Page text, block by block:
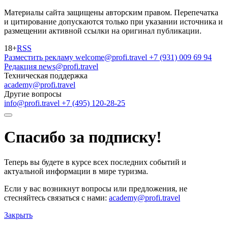
Материалы сайта защищены авторским правом. Перепечатка
и цитирование допускаются только при указании источника и
размещении активной ссылки на оригинал публикации.
18+RSS
Разместить рекламу welcome@profi.travel +7 (931) 009 69 94
Редакция news@profi.travel
Техническая поддержка
academy@profi.travel
Другие вопросы
info@profi.travel +7 (495) 120-28-25
Спасибо за подписку!
Теперь вы будете в курсе всех последних событий и
актуальной информации в мире туризма.
Если у вас возникнут вопросы или предложения, не
стесняйтесь связаться с нами: academy@profi.travel
Закрыть